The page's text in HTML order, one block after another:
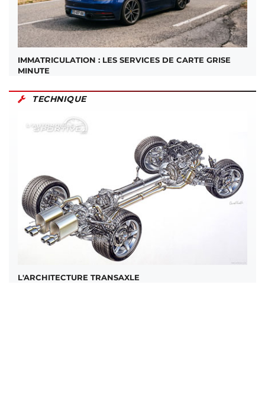
IMMATRICULATION : LES SERVICES DE CARTE GRISE
MINUTE
TECHNIQUE
L'ARCHITECTURE TRANSAXLE